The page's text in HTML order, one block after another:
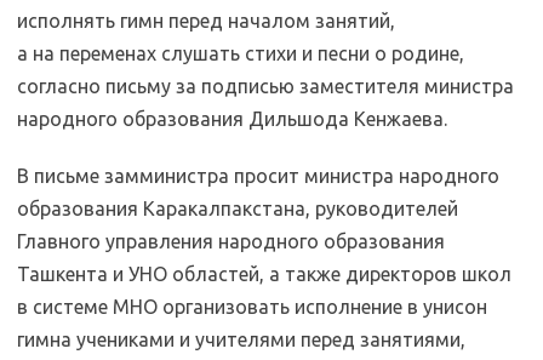
исполнять гимн перед началом занятий,
а на переменах слушать стихи и песни о родине,
согласно письму за подписью заместителя министра
народного образования Дильшода Кенжаева.
В письме замминистра просит министра народного
образования Каракалпакстана, руководителей
Главного управления народного образования
Ташкента и УНО областей, а также директоров школ
в системе МНО организовать исполнение в унисон
гимна учениками и учителями перед занятиями,